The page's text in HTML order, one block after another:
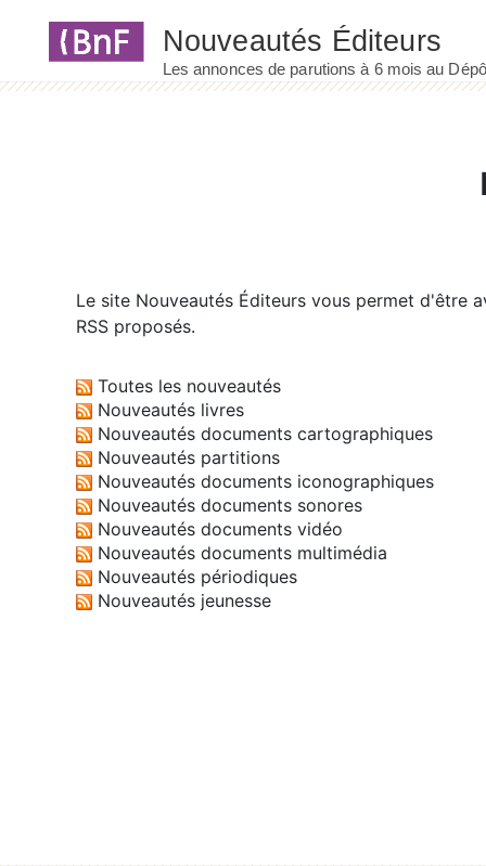
Le site Nouveautés Éditeurs vous permet d'être
RSS proposés.
Toutes les nouveautés
Nouveautés livres
Nouveautés documents cartographiques
Nouveautés partitions
Nouveautés documents iconographiques
Nouveautés documents sonores
Nouveautés documents vidéo
Nouveautés documents multimédia
Nouveautés périodiques
Nouveautés jeunesse